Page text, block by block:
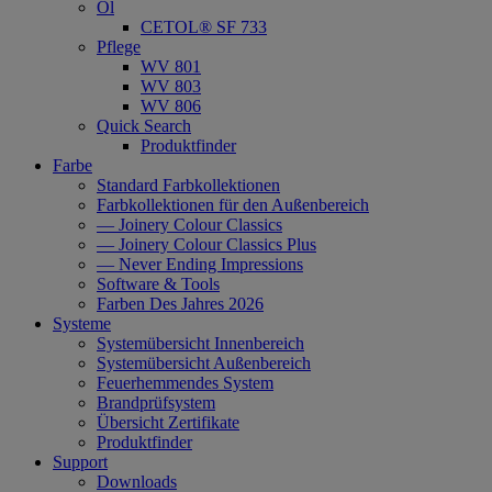
Öl
CETOL® SF 733
Pflege
WV 801
WV 803
WV 806
Quick Search
Produktfinder
Farbe
Standard Farbkollektionen
Farbkollektionen für den Außenbereich
— Joinery Colour Classics
— Joinery Colour Classics Plus
— Never Ending Impressions
Software & Tools
Farben Des Jahres 2026
Systeme
Systemübersicht Innenbereich
Systemübersicht Außenbereich
Feuerhemmendes System
Brandprüfsystem
Übersicht Zertifikate
Produktfinder
Support
Downloads